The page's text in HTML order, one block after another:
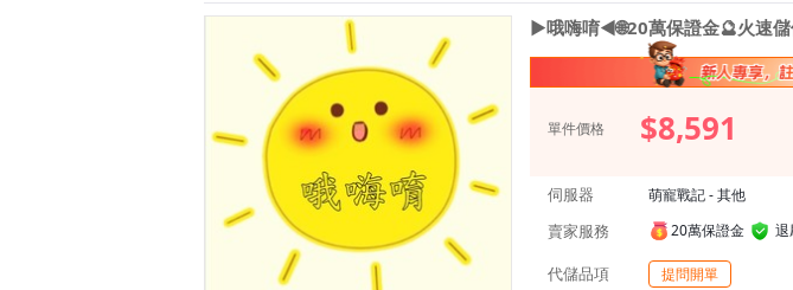
►哦嗨唷◄🌐20萬保證金🔮火速
單件價格 $8,591
伺服器 萌寵戰記 - 其他
賣家服務 20萬保證金 退
代儲品項 提問開單